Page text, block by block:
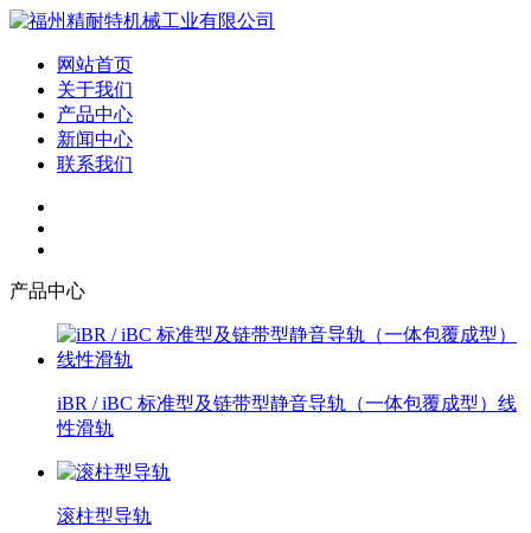
网站首页
关于我们
产品中心
新闻中心
联系我们
产品中心
iBR / iBC 标准型及链带型静音导轨（一体包覆成型）线
性滑轨
滚柱型导轨